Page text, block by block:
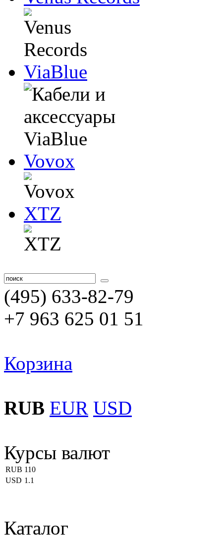
ViaBlue
Vovox
XTZ
(495) 633-82-79
+7 963 625 01 51
Корзина
RUB EUR USD
Курсы валют
RUB 110
USD 1.1
Каталог